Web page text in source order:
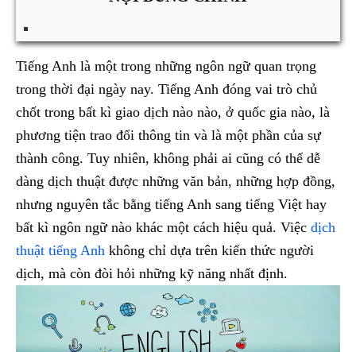
Tiếng Anh là một trong những ngôn ngữ quan trọng
trong thời đại ngày nay. Tiếng Anh đóng vai trò chủ
chốt trong bất kì giao dịch nào nào, ở quốc gia nào, là
phương tiện trao đổi thông tin và là một phần của sự
thành công. Tuy nhiên, không phải ai cũng có thể dễ
dàng dịch thuật được những văn bản, những hợp đồng,
nhưng nguyên tắc bằng tiếng Anh sang tiếng Việt hay
bất kì ngôn ngữ nào khác một cách hiệu quả. Việc dịch
thuật tiếng Anh không chỉ dựa trên kiến thức người
dịch, mà còn đòi hỏi những kỹ năng nhất định.